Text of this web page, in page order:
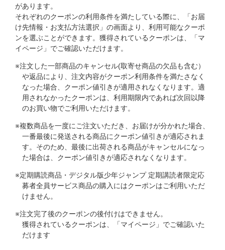
があります。
それぞれのクーポンの利用条件を満たしている際に、「お届
け先情報・お支払方法選択」の画面より、利用可能なクーポ
ンを選ぶことができます。獲得されているクーポンは、「マ
イページ」でご確認いただけます。
※注文した一部商品のキャンセル(取寄せ商品の欠品も含む）
や返品により、注文内容がクーポン利用条件を満たさなく
なった場合、クーポン値引きが適用されなくなります。適
用されなかったクーポンは、利用期限内であれば次回以降
のお買い物でご利用いただけます。
※複数商品を一度にご注文いただき、お届けが分かれた場合、
一番最後に発送される商品にクーポン値引きが適応されま
す。そのため、最後に出荷される商品がキャンセルになっ
た場合は、クーポン値引きが適応されなくなります。
※定期購読商品・デジタル版少年ジャンプ 定期講読者限定応
募者全員サービス商品の購入にはクーポンはご利用いただ
けません。
※注文完了後のクーポンの後付けはできません。
獲得されているクーポンは、「マイページ」でご確認いた
だけます